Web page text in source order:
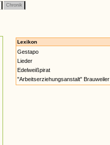
Chronik
Lexikon
Gestapo
Lieder
Edelweißpirat
"Arbeitserziehungsanstalt" Brauweiler